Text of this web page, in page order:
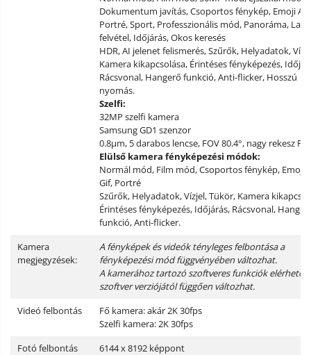
Dokumentum javítás, Csoportos fénykép, Emoji AI,
Portré, Sport, Professzionális mód, Panoráma,
felvétel, Időjárás, Okos keresés
HDR, AI jelenet felismerés, Szűrők, Helyadatok,
Kamera kikapcsolása, Érintéses fényképezés,
Rácsvonal, Hangerő funkció, Anti-flicker, Hosszú
nyomás.
Szelfi:
32MP szelfi kamera
Samsung GD1 szenzor
0.8μm, 5 darabos lencse, FOV 80.4°, nagy rekesz F/
Elülső kamera fényképezési módok:
Normál mód, Film mód, Csoportos fénykép, Emoji
Gif, Portré
Szűrők, Helyadatok, Vízjel, Tükör, Kamera
Érintéses fényképezés, Időjárás, Rácsvonal,
funkció, Anti-flicker.
Kamera
megjegyzések:
A fényképek és videók tényleges felbontása a
fényképezési mód függvényében változhat.
A kamerához tartozó szoftveres funkciók
szoftver verziójától függően változhat.
Videó felbontás
Fő kamera: akár 2K 30fps
Szelfi kamera: 2K 30fps
Fotó felbontás
6144 x 8192 képpont